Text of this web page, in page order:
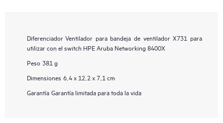
Diferenciador Ventilador para bandeja de ventilador X731 para
utilizar con el switch HPE Aruba Networking 8400X
Peso 381 g
Dimensiones 6,4 x 12,2 x 7,1 cm
Garantía Garantía limitada para toda la vida